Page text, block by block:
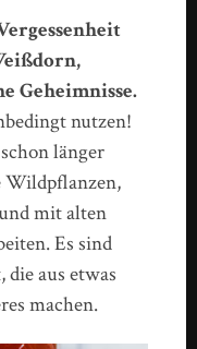
Geheimnisse.
nutzen!
länger
Wildpflanzen,
mit alten
Es sind
die aus etwas
machen.